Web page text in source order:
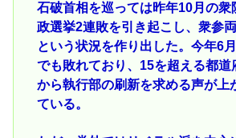
石破首相を巡っては昨年10月の衆
政選挙2連敗を引き起こし、衆参
という状況を作り出した。今年6
でも敗れており、15を超える都道
から執行部の刷新を求める声が上
ている。